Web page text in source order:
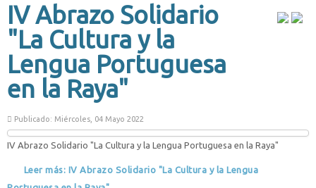
IV Abrazo Solidario
"La Cultura y la
Lengua Portuguesa
en la Raya"
Publicado: Miércoles, 04 Mayo 2022
IV Abrazo Solidario "La Cultura y la Lengua Portuguesa en la Raya"
Leer más: IV Abrazo Solidario "La Cultura y la Lengua